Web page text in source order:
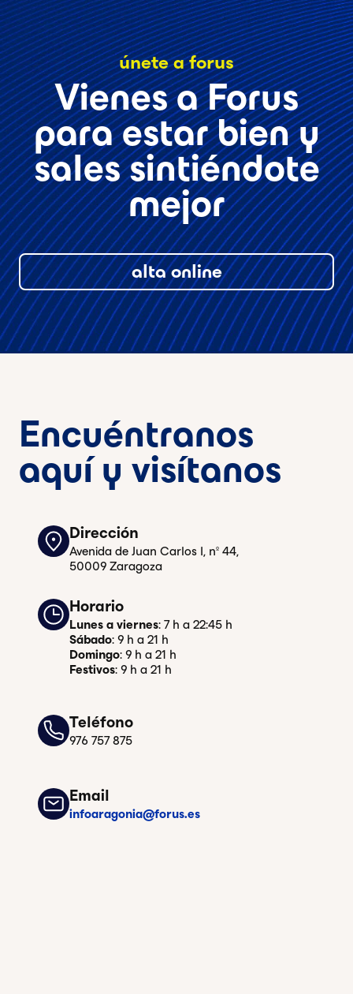
únete a forus
Vienes a Forus
para estar bien y
sales sintiéndote
mejor
alta online
Encuéntranos
aquí y visítanos
Dirección
Avenida de Juan Carlos I, nº 44,
50009 Zaragoza
Horario
Lunes a viernes: 7 h a 22:45 h
Sábado: 9 h a 21 h
Domingo: 9 h a 21 h
Festivos: 9 h a 21 h
Teléfono
976 757 875
Email
infoaragonia@forus.es